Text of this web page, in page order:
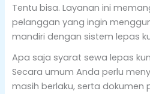
Tentu bisa. Layanan ini
pelanggan yang ingin
mandiri dengan sistem lepas
Apa saja syarat sewa lepas
Secara umum Anda perlu
masih berlaku, serta dokumen